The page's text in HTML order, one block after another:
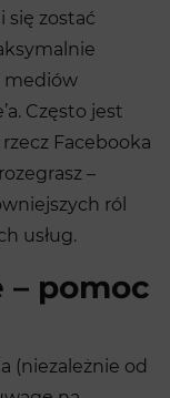
się zostać
mediów
Często jest
Facebooka
–
ról
usług.
– pomoc
(niezależnie od